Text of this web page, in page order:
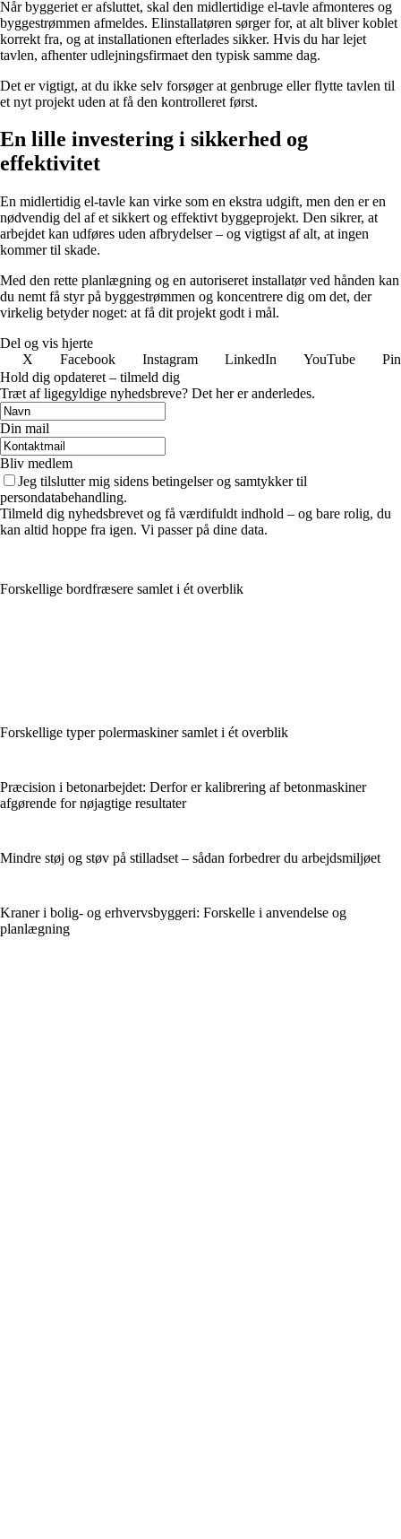
Når byggeriet er afsluttet, skal den midlertidige el-tavle afmonteres og
byggestrømmen afmeldes. Elinstallatøren sørger for, at alt bliver koblet
korrekt fra, og at installationen efterlades sikker. Hvis du har lejet
tavlen, afhenter udlejningsfirmaet den typisk samme dag.
Det er vigtigt, at du ikke selv forsøger at genbruge eller flytte tavlen til
et nyt projekt uden at få den kontrolleret først.
En lille investering i sikkerhed og
effektivitet
En midlertidig el-tavle kan virke som en ekstra udgift, men den er en
nødvendig del af et sikkert og effektivt byggeprojekt. Den sikrer, at
arbejdet kan udføres uden afbrydelser – og vigtigst af alt, at ingen
kommer til skade.
Med den rette planlægning og en autoriseret installatør ved hånden kan
du nemt få styr på byggestrømmen og koncentrere dig om det, der
virkelig betyder noget: at få dit projekt godt i mål.
Del og vis hjerte
X
Facebook Instagram LinkedIn YouTube
Hold dig opdateret – tilmeld dig
Træt af ligegyldige nyhedsbreve? Det her er anderledes.
Din mail
Bliv medlem
Jeg tilslutter mig sidens betingelser og samtykker til
persondatabehandling.
Tilmeld dig nyhedsbrevet og få værdifuldt indhold – og bare rolig, du
kan altid hoppe fra igen. Vi passer på dine data.
Forskellige bordfræsere samlet i ét overblik
Forskellige typer polermaskiner samlet i ét overblik
Præcision i betonarbejdet: Derfor er kalibrering af betonmaskiner
afgørende for nøjagtige resultater
Mindre støj og støv på stilladset – sådan forbedrer du arbejdsmiljøet
Kraner i bolig- og erhvervsbyggeri: Forskelle i anvendelse og
planlægning